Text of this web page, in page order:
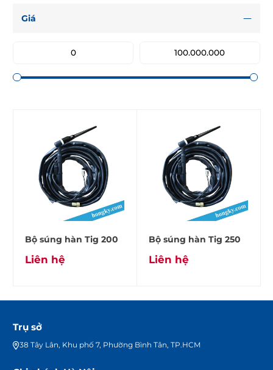
Giá
Bộ súng hàn Tig 200
Liên hệ
Bộ súng hàn Tig 250
Liên hệ
Trụ sở
38 Tây Lân, Khu phố 7, Phường Bình Tân, TP.HCM